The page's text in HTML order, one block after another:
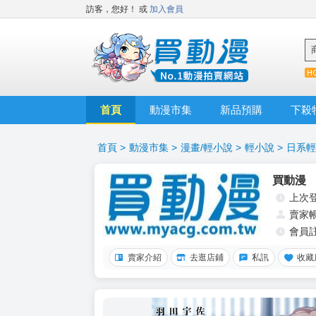
訪客，您好！ 或 加入會員
首頁 動漫市集 新品預購 下殺
首頁 > 動漫市集 > 漫畫/輕小說 > 輕小說 > 日系
買動漫
上次
賣家
會員
賣家介紹 去逛店鋪 私訊 收藏